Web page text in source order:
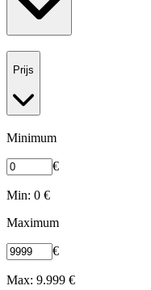
Prijs
Minimum
€
Min: 0 €
Maximum
€
Max: 9.999 €